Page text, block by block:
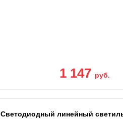
1 147 руб.
Светодиодный линейный